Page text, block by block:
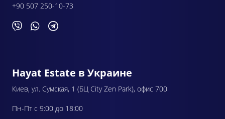
+90 507 250-10-73
Hayat Estate в Украине
Киев, ул. Сумская, 1 (БЦ City Zen Park), офис 700
Пн-Пт с 9:00 до 18:00